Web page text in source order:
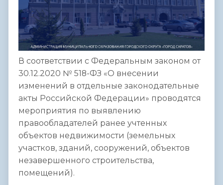
В соответствии с Федеральным законом от
30.12.2020 № 518-ФЗ «О внесении
изменений в отдельные законодательные
акты Российской Федерации» проводятся
мероприятия по выявлению
правообладателей ранее учтенных
объектов недвижимости (земельных
участков, зданий, сооружений, объектов
незавершенного строительства,
помещений).